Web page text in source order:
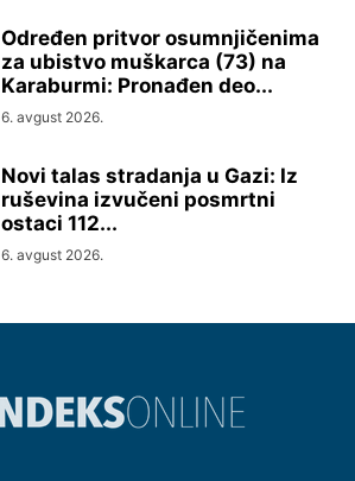
Određen pritvor osumnjičenima
za ubistvo muškarca (73) na
Karaburmi: Pronađen deo...
6. avgust 2026.
Novi talas stradanja u Gazi: Iz
ruševina izvučeni posmrtni
ostaci 112...
6. avgust 2026.